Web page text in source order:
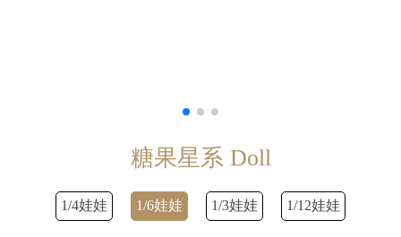
糖果星系 Doll
1/4娃娃 1/6娃娃 1/3娃娃 1/12娃娃